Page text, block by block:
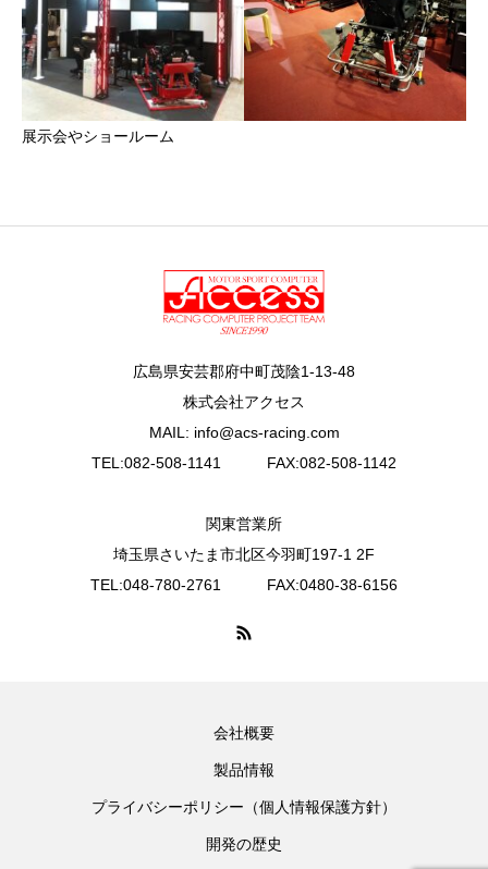
展示会やショールーム
広島県安芸郡府中町茂陰1-13-48
株式会社アクセス
MAIL: info@acs-racing.com
TEL:082-508-1141 FAX:082-508-1142
関東営業所
埼玉県さいたま市北区今羽町197-1 2F
TEL:048-780-2761 FAX:0480-38-6156
会社概要
製品情報
プライバシーポリシー（個人情報保護方針）
開発の歴史